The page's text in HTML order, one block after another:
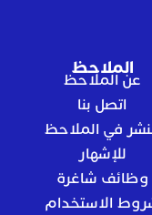
الملاحظ
شاغرة